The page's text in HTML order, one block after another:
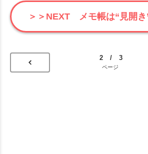
＞＞NEXT メモ帳は“見開き
2 / 3
ページ